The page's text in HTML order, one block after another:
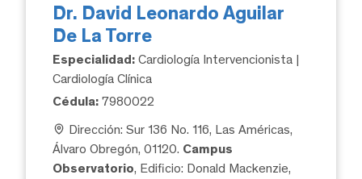
Dr. David Leonardo Aguilar
De La Torre
Especialidad: Cardiología Intervencionista |
Cardiología Clínica
Cédula: 7980022
Dirección: Sur 136 No. 116, Las Américas,
Álvaro Obregón, 01120. Campus
Observatorio, Edificio: Donald Mackenzie,